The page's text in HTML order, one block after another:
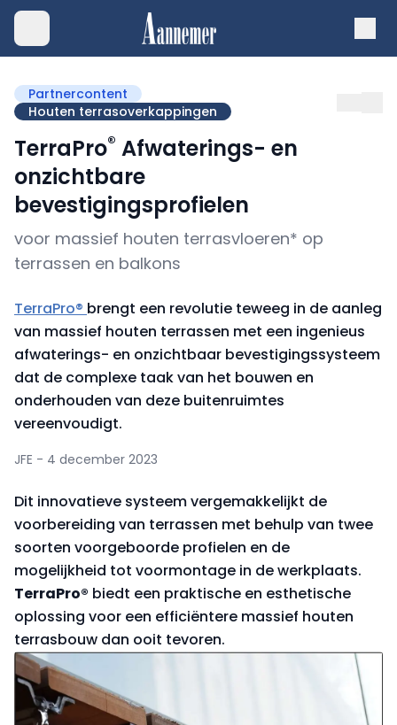
Partnercontent
Houten terrasoverkappingen
TerraPro® Afwaterings- en
onzichtbare
bevestigingsprofielen
voor massief houten terrasvloeren* op
terrassen en balkons
TerraPro® brengt een revolutie teweeg in de aanleg
van massief houten terrassen met een ingenieus
afwaterings- en onzichtbaar bevestigingssysteem
dat de complexe taak van het bouwen en
onderhouden van deze buitenruimtes
vereenvoudigt.
JFE - 4 december 2023
Dit innovatieve systeem vergemakkelijkt de
voorbereiding van terrassen met behulp van twee
soorten voorgeboorde profielen en de
mogelijkheid tot voormontage in de werkplaats.
TerraPro® biedt een praktische en esthetische
oplossing voor een efficiëntere massief houten
terrasbouw dan ooit tevoren.